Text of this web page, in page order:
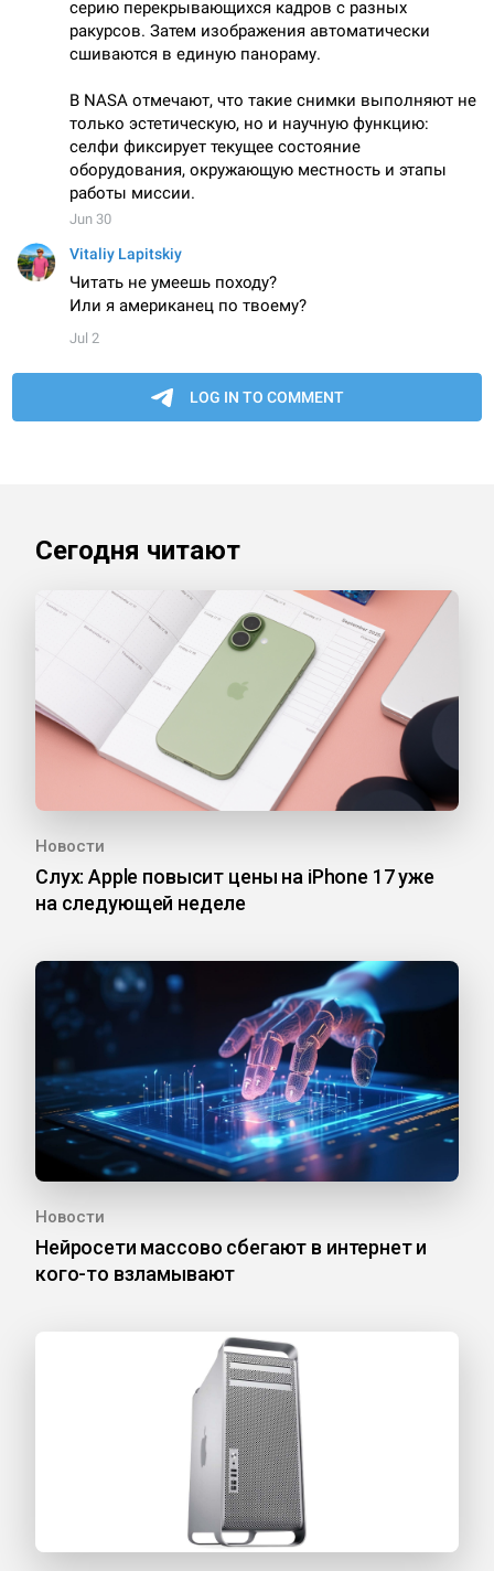
Сегодня читают
Новости
Слух: Apple повысит цены на iPhone 17 уже
на следующей неделе
Новости
Нейросети массово сбегают в интернет и
кого-то взламывают